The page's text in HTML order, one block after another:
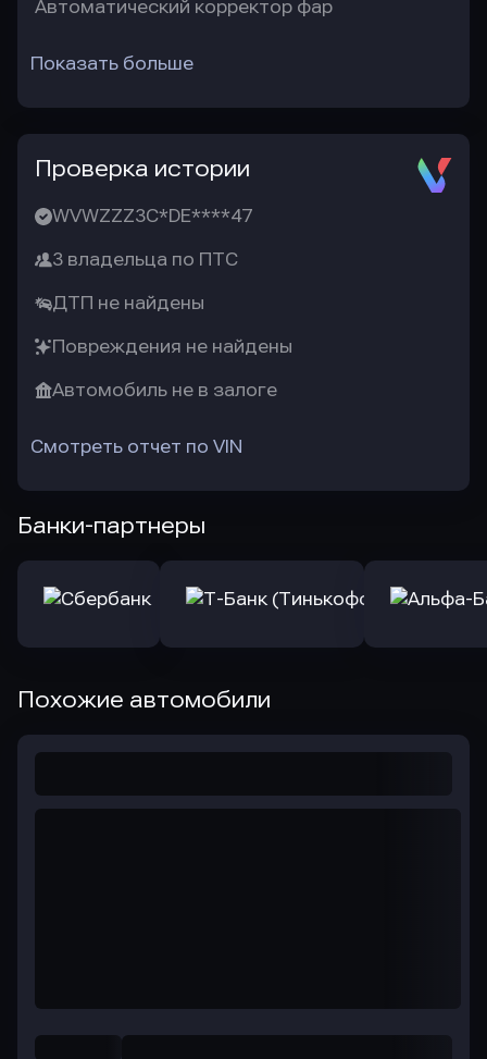
Автоматический корректор фар
Показать больше
Проверка истории
WVWZZZ3C*DE****47
3 владельца по ПТС
ДТП не найдены
Повреждения не найдены
Автомобиль не в залоге
Смотреть отчет по VIN
Банки-партнеры
Похожие автомобили